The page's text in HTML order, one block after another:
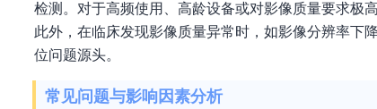
检测。对于高频使用、高龄设备或对影像质量要求极
此外，在临床发现影像质量异常时，如影像分辨率下
位问题源头。
常见问题与影响因素分析